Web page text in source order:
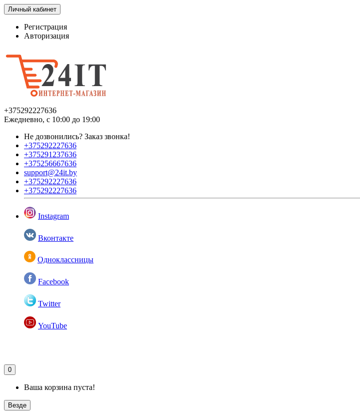
Личный кабинет
Регистрация
Авторизация
+375292227636
Ежедневно, с 10:00 до 19:00
Не дозвонились? Заказ звонка!
+375292227636
+375291237636
+375256667636
support@24it.by
+375292227636
+375292227636
Instagram
Вконтакте
Одноклассницы
Facebook
Twitter
YouTube
0
Ваша корзина пуста!
Везде